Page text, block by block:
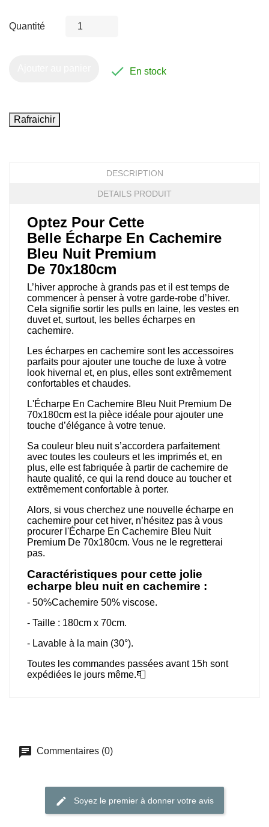
Quantité
 En stock
DESCRIPTION
DETAILS PRODUIT
Optez Pour Cette
Belle Écharpe En Cachemire
Bleu Nuit Premium
De 70x180cm
L’hiver approche à grands pas et il est temps de
commencer à penser à votre garde-robe d’hiver.
Cela signifie sortir les pulls en laine, les vestes en
duvet et, surtout, les belles écharpes en
cachemire.
Les écharpes en cachemire sont les accessoires
parfaits pour ajouter une touche de luxe à votre
look hivernal et, en plus, elles sont extrêmement
confortables et chaudes.
L'Écharpe En Cachemire Bleu Nuit Premium De
70x180cm est la pièce idéale pour ajouter une
touche d’élégance à votre tenue.
Sa couleur bleu nuit s’accordera parfaitement
avec toutes les couleurs et les imprimés et, en
plus, elle est fabriquée à partir de cachemire de
haute qualité, ce qui la rend douce au toucher et
extrêmement confortable à porter.
Alors, si vous cherchez une nouvelle écharpe en
cachemire pour cet hiver, n’hésitez pas à vous
procurer l'Écharpe En Cachemire Bleu Nuit
Premium De 70x180cm. Vous ne le regretterai
pas.
Caractéristiques pour cette jolie
echarpe bleu nuit en cachemire :
- 50%Cachemire 50% viscose.
- Taille : 180cm x 70cm.
- Lavable à la main (30°).
Toutes les commandes passées avant 15h sont
expédiées le jours même.📮
Commentaires (0)
Soyez le premier à donner votre avis